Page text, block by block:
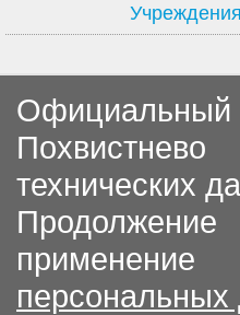
Учреждения
технических
персональных